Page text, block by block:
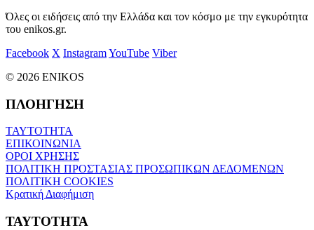
Όλες οι ειδήσεις από την Ελλάδα και τον κόσμο με την εγκυρότητα
του enikos.gr.
Facebook X InstagramYouTube Viber
© 2026 ENIKOS
ΠΛΟΗΓΗΣΗ
ΤΑΥΤΟΤΗΤΑ
ΕΠΙΚΟΙΝΩΝΙΑ
ΟΡΟΙ ΧΡΗΣΗΣ
ΠΟΛΙΤΙΚΗ ΠΡΟΣΤΑΣΙΑΣ ΠΡΟΣΩΠΙΚΩΝ ΔΕΔΟΜΕΝΩΝ
ΠΟΛΙΤΙΚΗ COOKIES
Κρατική Διαφήμιση
ΤΑΥΤΟΤΗΤΑ